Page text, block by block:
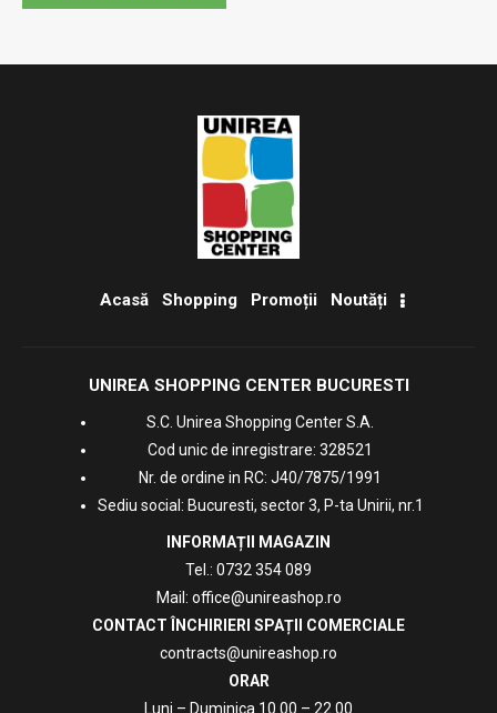
Acasă Shopping Promoții Noutăți
UNIREA SHOPPING CENTER BUCURESTI
S.C. Unirea Shopping Center S.A.
Cod unic de inregistrare: 328521
Nr. de ordine in RC: J40/7875/1991
Sediu social: Bucuresti, sector 3, P-ta Unirii, nr.1
INFORMAȚII MAGAZIN
Tel.: 0732 354 089
Mail: office@unireashop.ro
CONTACT ÎNCHIRIERI SPAȚII COMERCIALE
contracts@unireashop.ro
ORAR
Luni – Duminica 10.00 – 22.00